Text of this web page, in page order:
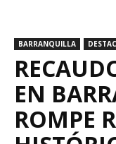
BARRANQUILLA
EN
ROMPE